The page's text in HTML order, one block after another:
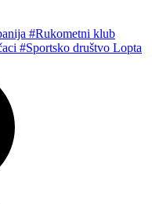
#Rukometni klub
#Sportsko društvo Lopta